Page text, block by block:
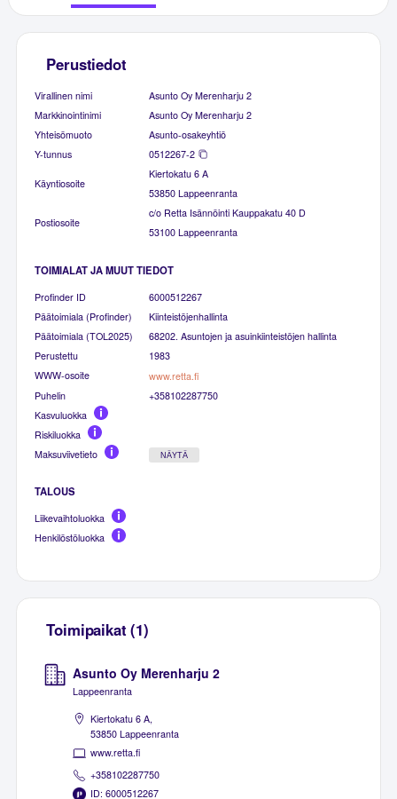
Perustiedot
Virallinen nimi
Asunto Oy Merenharju 2
Markkinointinimi
Asunto Oy Merenharju 2
Yhteisömuoto
Asunto-osakeyhtiö
Y-tunnus
0512267-2
Käyntiosoite
Kiertokatu 6 A
53850 Lappeenranta
Postiosoite
c/o Retta Isännöinti Kauppakatu 40 D
53100 Lappeenranta
TOIMIALAT JA MUUT TIEDOT
Profinder ID
6000512267
Päätoimiala (Profinder)
Kiinteistöjenhallinta
Päätoimiala (TOL2025)
68202. Asuntojen ja asuinkiinteistöjen hallinta
Perustettu
1983
WWW-osoite
www.retta.fi
Puhelin
+358102287750
Kasvuluokka
Riskiluokka
Maksuviivetieto
NÄYTÄ
TALOUS
Liikevaihtoluokka
Henkilöstöluokka
Toimipaikat (1)
Asunto Oy Merenharju 2
Lappeenranta
Kiertokatu 6 A,
53850 Lappeenranta
www.retta.fi
+358102287750
ID: 6000512267